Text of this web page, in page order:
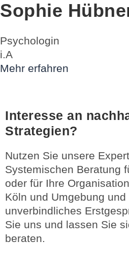
Sophie
Psychologin
i.A
Mehr erfahren
Interesse an
Strategien?
Nutzen Sie unsere
Systemischen Beratung
oder für Ihre
Köln und Umgebung
unverbindliches
Sie uns und lassen Sie
beraten.